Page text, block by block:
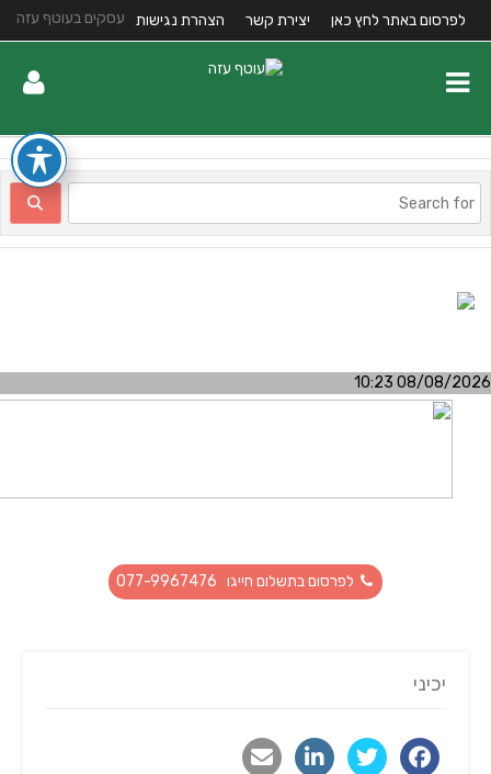
עסקים בעוטף עזה לפרסום באתר לחץ כאן יצירת קשר הצהרת נגישות
08/08/2026
לפרסום בתשלום חייגו 077-9967476
יכיני